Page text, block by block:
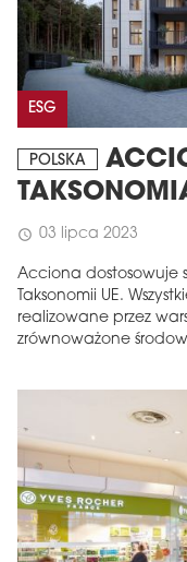
ESG
POLSKA
schedule 03 lipca 2023
Acciona dostosowuje
Taksonomii UE.
realizowane przez
zrównoważone